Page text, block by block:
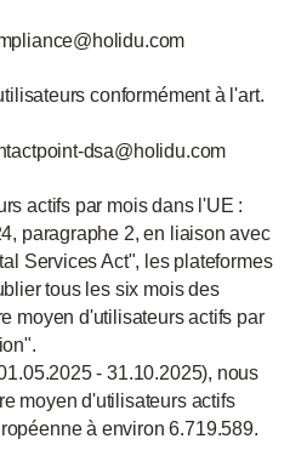
conformément à l'art.
dsa@holidu.com
actifs par mois dans l'UE :
paragraphe 2, en liaison avec
Services Act", les plateformes
tous les six mois des
moyen d'utilisateurs actifs par
- 31.10.2025), nous
moyen d'utilisateurs actifs
à environ 6.719.589.